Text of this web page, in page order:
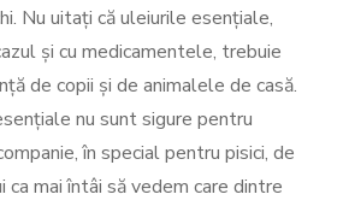
Nu uitați că uleiurile esențiale,
și cu medicamentele, trebuie
de copii și de animalele de casă.
nu sunt sigure pentru
în special pentru pisici, de
ca mai întâi să vedem care dintre